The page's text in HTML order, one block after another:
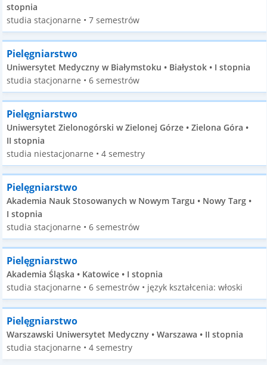
stopnia
studia stacjonarne • 7 semestrów
Pielęgniarstwo
Uniwersytet Medyczny w Białymstoku • Białystok • I stopnia
studia stacjonarne • 6 semestrów
Pielęgniarstwo
Uniwersytet Zielonogórski w Zielonej Górze • Zielona Góra •
II stopnia
studia niestacjonarne • 4 semestry
Pielęgniarstwo
Akademia Nauk Stosowanych w Nowym Targu • Nowy Targ •
I stopnia
studia stacjonarne • 6 semestrów
Pielęgniarstwo
Akademia Śląska • Katowice • I stopnia
studia stacjonarne • 6 semestrów • język kształcenia: włoski
Pielęgniarstwo
Warszawski Uniwersytet Medyczny • Warszawa • II stopnia
studia stacjonarne • 4 semestry